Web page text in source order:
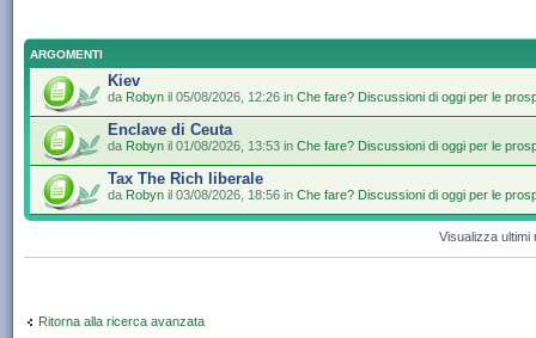
ARGOMENTI
Kiev
da Robyn il 05/08/2026, 12:26 in Che fare? Discussioni di oggi per le
Enclave di Ceuta
da Robyn il 01/08/2026, 13:53 in Che fare? Discussioni di oggi per le
Tax The Rich liberale
da Robyn il 03/08/2026, 18:56 in Che fare? Discussioni di oggi per le
Visualizza
Ritorna alla ricerca avanzata